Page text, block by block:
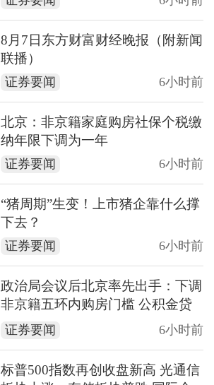
8月7日东方财富财经晚报（附新闻
联播）
证券要闻 6小时前
北京：非京籍家庭购房社保个税缴
纳年限下调为一年
证券要闻 6小时前
“猪周期”生变！上市猪企靠什么撑
下去？
证券要闻 6小时前
政治局会议后北京率先出手：下调
非京籍五环内购房门槛 公积金贷
款最高可达340万元
证券要闻 6小时前
标普500指数再创收盘新高 光通信